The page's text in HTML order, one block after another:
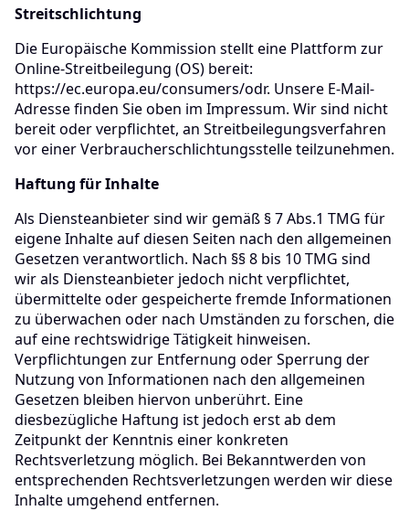
Streitschlichtung
Die Europäische Kommission stellt eine Plattform zur
Online-Streitbeilegung (OS) bereit:
https://ec.europa.eu/consumers/odr. Unsere E-Mail-
Adresse finden Sie oben im Impressum. Wir sind nicht
bereit oder verpflichtet, an Streitbeilegungsverfahren
vor einer Verbraucherschlichtungsstelle teilzunehmen.
Haftung für Inhalte
Als Diensteanbieter sind wir gemäß § 7 Abs.1 TMG für
eigene Inhalte auf diesen Seiten nach den allgemeinen
Gesetzen verantwortlich. Nach §§ 8 bis 10 TMG sind
wir als Diensteanbieter jedoch nicht verpflichtet,
übermittelte oder gespeicherte fremde Informationen
zu überwachen oder nach Umständen zu forschen, die
auf eine rechtswidrige Tätigkeit hinweisen.
Verpflichtungen zur Entfernung oder Sperrung der
Nutzung von Informationen nach den allgemeinen
Gesetzen bleiben hiervon unberührt. Eine
diesbezügliche Haftung ist jedoch erst ab dem
Zeitpunkt der Kenntnis einer konkreten
Rechtsverletzung möglich. Bei Bekanntwerden von
entsprechenden Rechtsverletzungen werden wir diese
Inhalte umgehend entfernen.